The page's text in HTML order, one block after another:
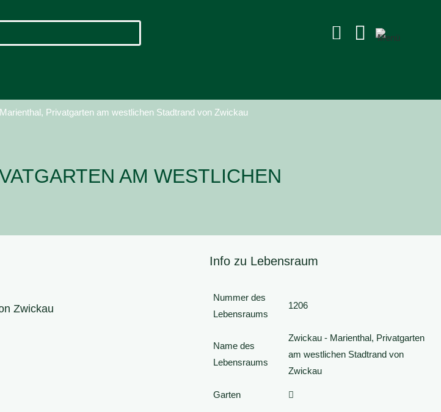
 
Privatgarten am westlichen Stadtrand von Zwickau
AM WESTLICHEN
Zwickau
Info zu Lebensraum
Nummer des
Lebensraums
1206
Name des
Lebensraums
Zwickau - Marienthal, Privatgarten
am westlichen Stadtrand von
Zwickau
Garten